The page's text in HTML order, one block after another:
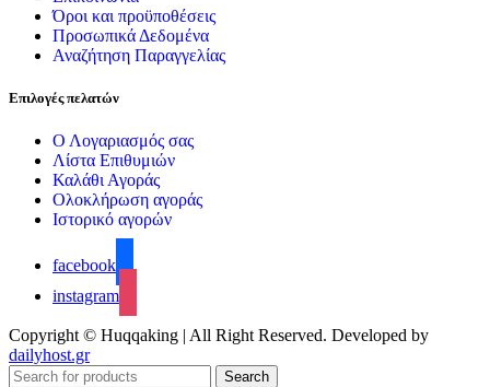
Όροι και προϋποθέσεις
Προσωπικά Δεδομένα
Αναζήτηση Παραγγελίας
Επιλογές πελατών
Ο Λογαριασμός σας
Λίστα Επιθυμιών
Καλάθι Αγοράς
Ολοκλήρωση αγοράς
Ιστορικό αγορών
facebook
instagram
Copyright © Huqqaking | All Right Reserved. Developed by
dailyhost.gr
Search